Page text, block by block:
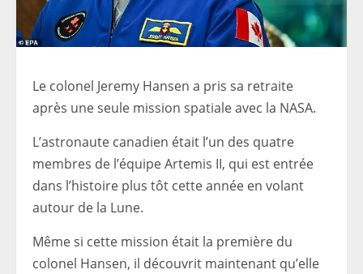
Le colonel Jeremy Hansen a pris sa retraite
après une seule mission spatiale avec la NASA.
L’astronaute canadien était l’un des quatre
membres de l’équipe Artemis II, qui est entrée
dans l’histoire plus tôt cette année en volant
autour de la Lune.
Même si cette mission était la première du
colonel Hansen, il découvrit maintenant qu’elle